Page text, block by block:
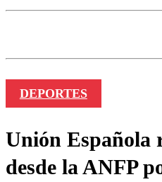
DEPORTES
Unión Española
desde la ANFP